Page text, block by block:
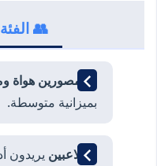
👥
📸 مصورين هواة
بميزانية متوسطة.
🎮 لاعبين يريدون